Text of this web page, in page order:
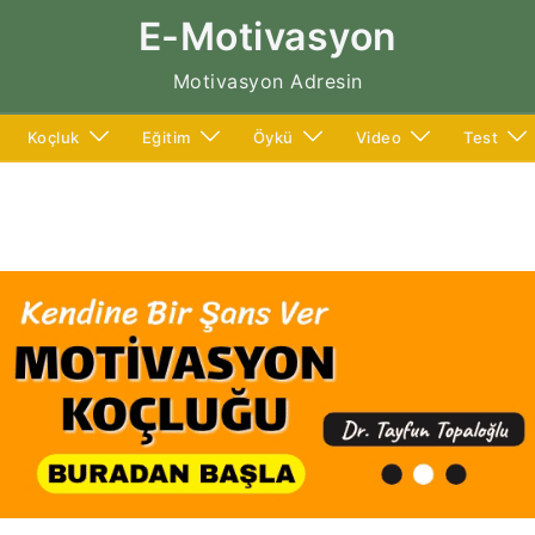
E-Motivasyon
Motivasyon Adresin
Koçluk Eğitim Öykü Video Test